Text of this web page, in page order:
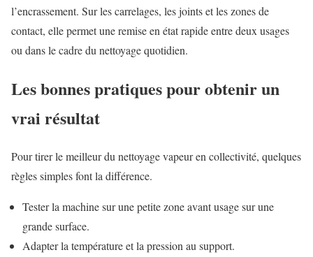
l’encrassement. Sur les carrelages, les joints et les zones de
contact, elle permet une remise en état rapide entre deux usages
ou dans le cadre du nettoyage quotidien.
Les bonnes pratiques pour obtenir un
vrai résultat
Pour tirer le meilleur du nettoyage vapeur en collectivité, quelques
règles simples font la différence.
Tester la machine sur une petite zone avant usage sur une
grande surface.
Adapter la température et la pression au support.